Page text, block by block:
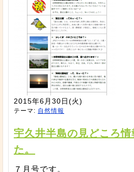
2015年6月30日(火)
テーマ: 自然情報
宇久井半島の見どころ
た。
７月号です。